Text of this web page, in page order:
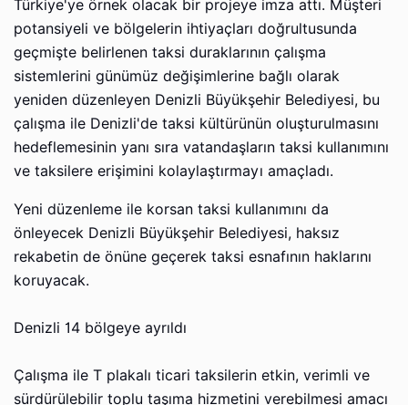
Türkiye'ye örnek olacak bir projeye imza attı. Müşteri
potansiyeli ve bölgelerin ihtiyaçları doğrultusunda
geçmişte belirlenen taksi duraklarının çalışma
sistemlerini günümüz değişimlerine bağlı olarak
yeniden düzenleyen Denizli Büyükşehir Belediyesi, bu
çalışma ile Denizli'de taksi kültürünün oluşturulmasını
hedeflemesinin yanı sıra vatandaşların taksi kullanımını
ve taksilere erişimini kolaylaştırmayı amaçladı.
Yeni düzenleme ile korsan taksi kullanımını da
önleyecek Denizli Büyükşehir Belediyesi, haksız
rekabetin de önüne geçerek taksi esnafının haklarını
koruyacak.
Denizli 14 bölgeye ayrıldı
Çalışma ile T plakalı ticari taksilerin etkin, verimli ve
sürdürülebilir toplu taşıma hizmetini verebilmesi amacı